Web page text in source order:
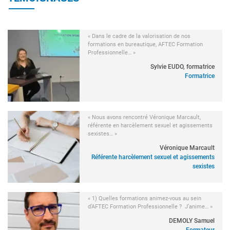
« Dans le cadre de la valorisation de nos
formations en bureautique, AFTEC Formation
Professionnelle… »
Sylvie EUDO, formatrice
Formatrice
« Nous avons rencontré Véronique Marcault,
référente en harcèlement sexuel et agissements
sexistes… »
Véronique Marcault
Référente harcèlement sexuel et agissements
sexistes
« 1) Quelles formations animez-vous au sein
d’AFTEC Formation Professionnelle ? J’anime… »
DEMOLY Samuel